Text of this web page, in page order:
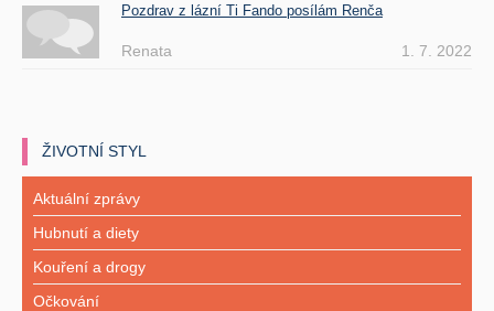
Pozdrav z lázní Ti Fando posílám Renča
Renata 1. 7. 2022
ŽIVOTNÍ STYL
Aktuální zprávy
Hubnutí a diety
Kouření a drogy
Očkování